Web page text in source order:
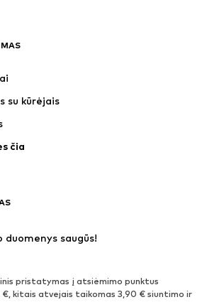
Išskirtiniai
su kūrėjais
čia
duomenys saugūs!
pristatymas į atsiėmimo punktus
€, kitais atvejais taikomas 3,90 € siuntimo ir